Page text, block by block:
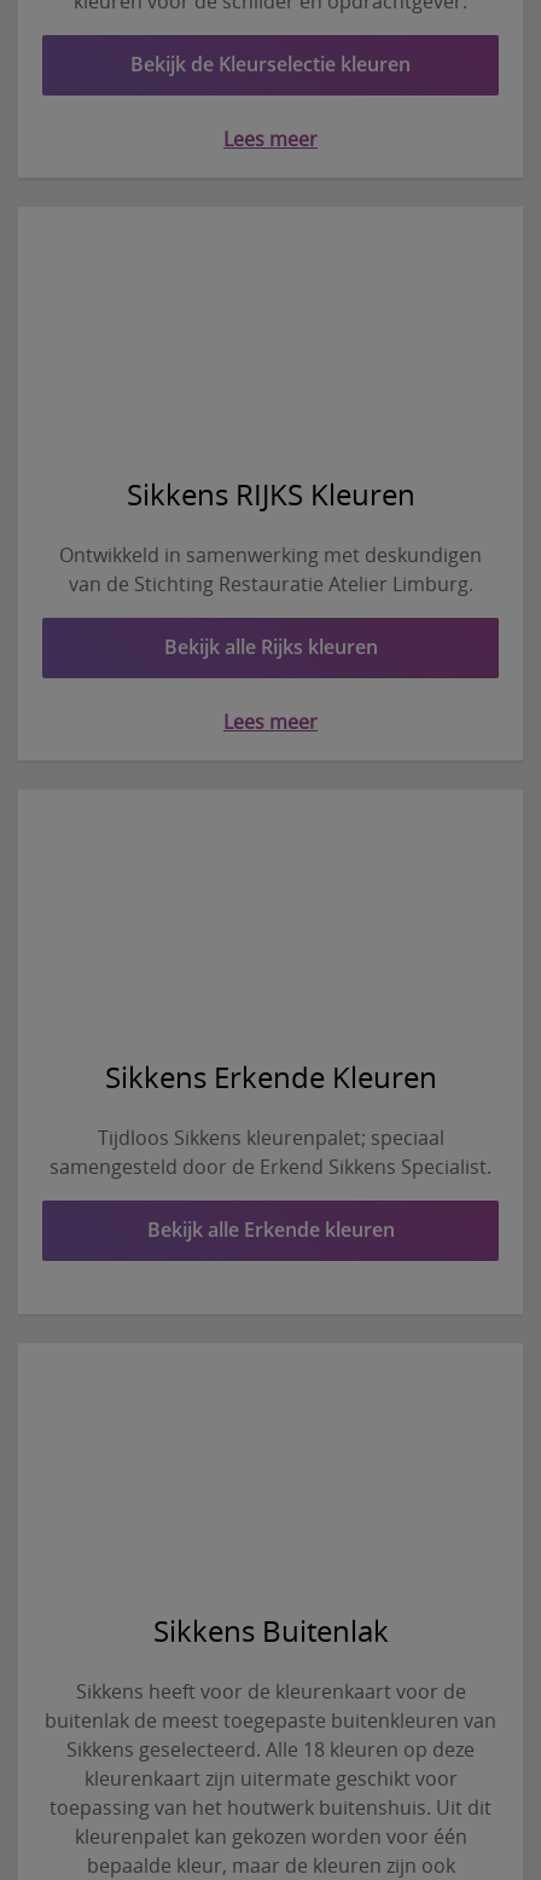
Bekijk de Kleurselectie kleuren
Lees meer
Sikkens RIJKS Kleuren
Ontwikkeld in samenwerking met deskundigen
van de Stichting Restauratie Atelier Limburg.
Bekijk alle Rijks kleuren
Lees meer
Sikkens Erkende Kleuren
Tijdloos Sikkens kleurenpalet; speciaal
samengesteld door de Erkend Sikkens Specialist.
Bekijk alle Erkende kleuren
Sikkens Buitenlak
Sikkens heeft voor de kleurenkaart voor de
buitenlak de meest toegepaste buitenkleuren van
Sikkens geselecteerd. Alle 18 kleuren op deze
kleurenkaart zijn uitermate geschikt voor
toepassing van het houtwerk buitenshuis. Uit dit
kleurenpalet kan gekozen worden voor één
bepaalde kleur, maar de kleuren zijn ook